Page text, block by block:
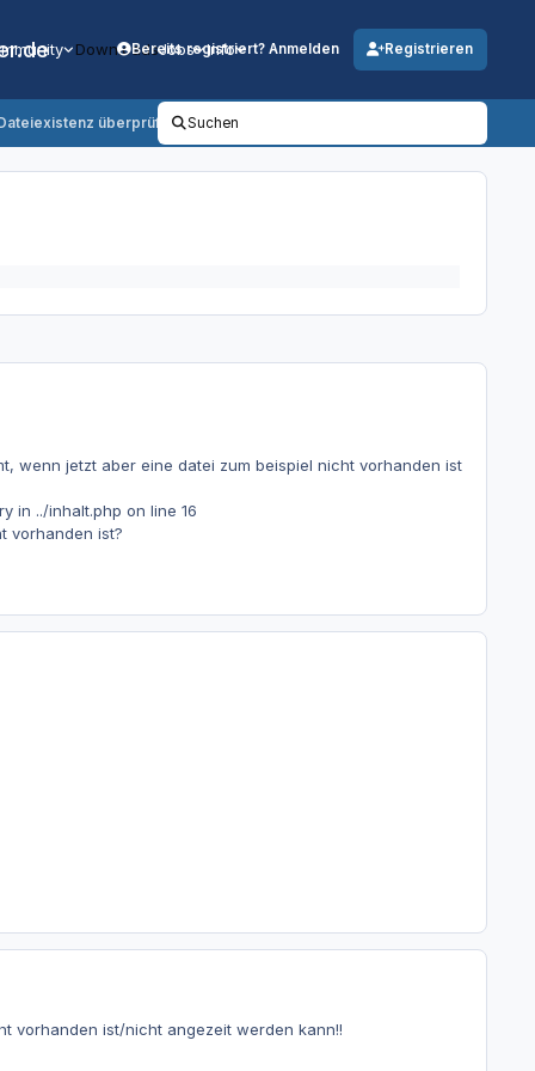
DownloadsJobs Info
Bereits registriert? Anmelden Registrieren
überprüfen Suchen
wenn jetzt aber eine datei zum beispiel nicht vorhanden ist
in ../inhalt.php on line 16
vorhanden ist?
vorhanden ist/nicht angezeit werden kann!!